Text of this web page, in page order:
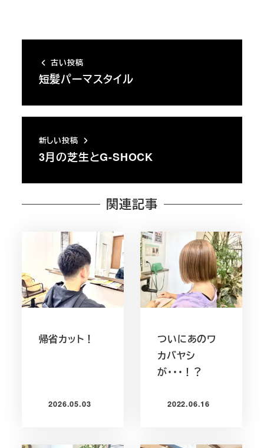
古い投稿
短髪パーマスタイル
新しい投稿
3月の芝生とG-SHOCK
関連記事
帰省カット！
投稿日
2026.05.03
ついにあのワ
カバヤシ
が・・・！？
投稿日
2022.06.16